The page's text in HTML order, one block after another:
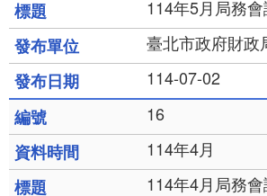
114年5月局務
臺北市政府財政
114-07-02
16
114年4月
114年4月局務